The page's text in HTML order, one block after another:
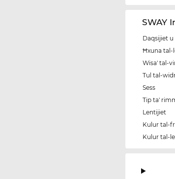
SWAY
Daqsijiet
Ħxuna tal-
Wisa' tal-
Tul tal-
Sess
Tip ta'
Lentijiet
Kulur tal-
Kulur tal-